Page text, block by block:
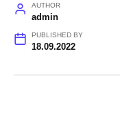
AUTHOR
admin
PUBLISHED BY
18.09.2022